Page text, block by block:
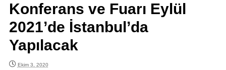
Konferans ve Fuarı Eylül
2021’de İstanbul’da
Yapılacak
Ekim 3, 2020